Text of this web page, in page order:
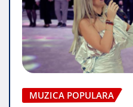
MUZICA POPULARA